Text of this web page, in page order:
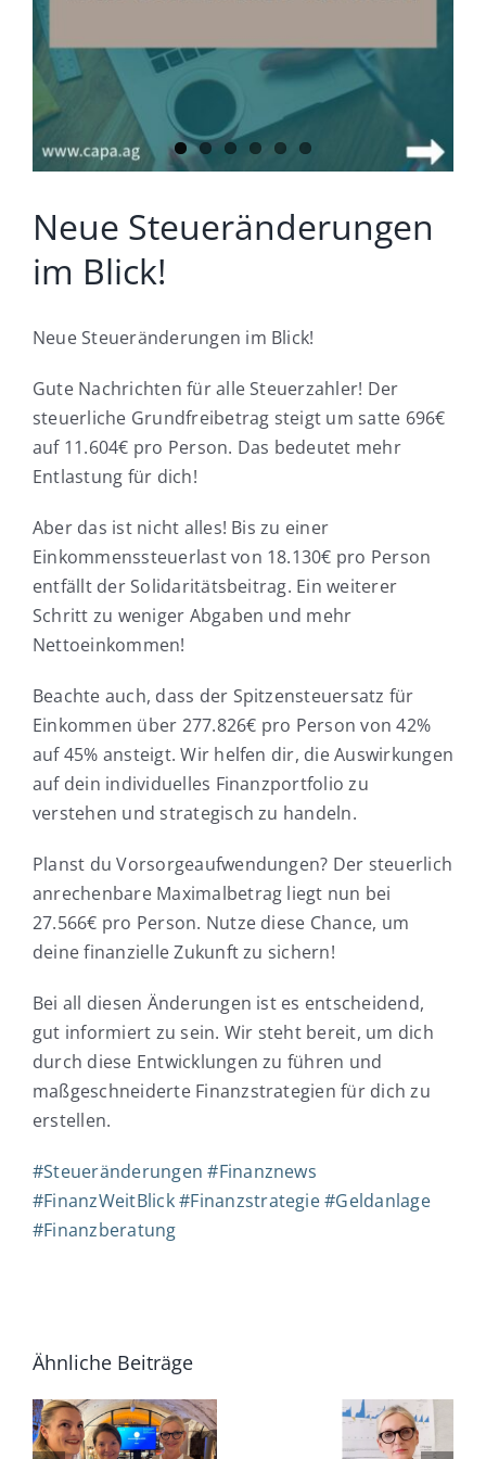
Was wir für Sie tun
Wie wir arbeiten
Was unsere Kunden sagen
Wo kann ich mich bewerben
Neue Steueränderungen
im Blick!
Neue Steueränderungen im Blick!
Gute Nachrichten für alle Steuerzahler! Der
steuerliche Grundfreibetrag steigt um satte 696€
auf 11.604€ pro Person. Das bedeutet mehr
Entlastung für dich!
Aber das ist nicht alles! Bis zu einer
Einkommenssteuerlast von 18.130€ pro Person
entfällt der Solidaritätsbeitrag. Ein weiterer
Schritt zu weniger Abgaben und mehr
Nettoeinkommen!
Beachte auch, dass der Spitzensteuersatz für
Einkommen über 277.826€ pro Person von 42%
auf 45% ansteigt. Wir helfen dir, die Auswirkungen
auf dein individuelles Finanzportfolio zu
verstehen und strategisch zu handeln.
Planst du Vorsorgeaufwendungen? Der steuerlich
anrechenbare Maximalbetrag liegt nun bei
27.566€ pro Person. Nutze diese Chance, um
deine finanzielle Zukunft zu sichern!
Bei all diesen Änderungen ist es entscheidend,
gut informiert zu sein. Wir steht bereit, um dich
durch diese Entwicklungen zu führen und
maßgeschneiderte Finanzstrategien für dich zu
erstellen.
#Steueränderungen #Finanznews
#FinanzWeitBlick#Finanzstrategie#Geldanlage
#Finanzberatung
Ähnliche Beiträge
CAPA